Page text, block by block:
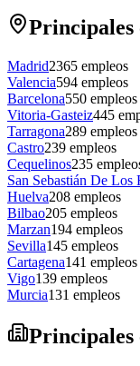
Principales
Madrid2365 empleos
Valencia594 empleos
Barcelona550 empleos
Vitoria-Gasteiz445
Tarragona289 empleos
Castro239 empleos
Cequelinos235
San Sebastián De Los
Huelva208 empleos
Bilbao205 empleos
Marzan194 empleos
Sevilla145 empleos
Cartagena141 empleos
Vigo139 empleos
Murcia131 empleos
Principales